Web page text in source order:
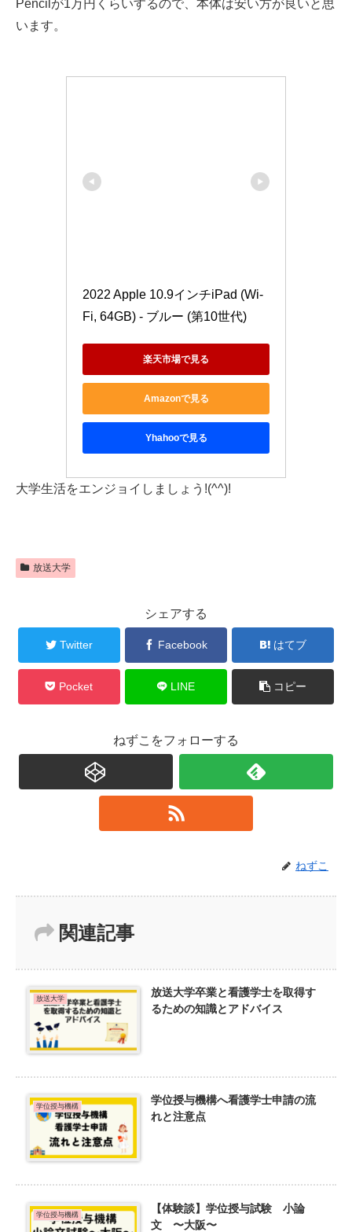
Pencilが1万円くらいするので、本体は安い方が良いと思
います。
2022 Apple 10.9インチiPad (Wi-
Fi, 64GB) - ブルー (第10世代)
楽天市場で見る
Amazonで見る
Yhahooで見る
大学生活をエンジョイしましょう!(^^)!
放送大学
シェアする
Twitter Facebook はてブ
Pocket LINE コピー
ねずこをフォローする
ねずこ
関連記事
放送大学
放送大学卒業と看護学士を取得す
るための知識とアドバイス
学位授与機構
学位授与機構へ看護学士申請の流
れと注意点
学位授与機構
【体験談】学位授与試験 小論
文 〜大阪〜